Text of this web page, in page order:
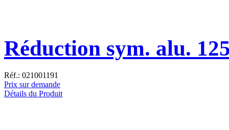
Réduction sym. alu.
Réf.: 021001191
Prix sur demande
Détails du Produit